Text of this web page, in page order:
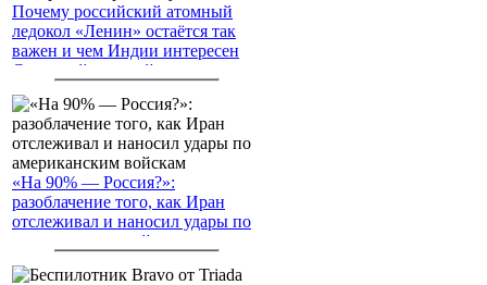
Почему российский атомный
ледокол «Ленин» остаётся так
важен и чем Индии интересен
Северный морской путь
«На 90% — Россия?»:
разоблачение того, как Иран
отслеживал и наносил удары по
американским войскам